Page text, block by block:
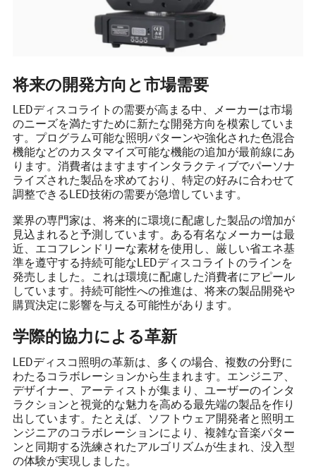
将来の開発方向と市場需要
LEDディスコライトの需要が高まる中、メーカーは市場
のニーズを満たすために新たな開発方向を模索していま
す。プログラム可能な照明パターンや強化された色混合
機能などのカスタマイズ可能な機能の追加が最前線にあ
ります。消費者はますますインタラクティブでパーソナ
ライズされた製品を求めており、特定の好みに合わせて
調整できるLED技術の需要が急増しています。
業界の専門家は、将来的に環境に配慮した製品の増加が
見込まれると予測しています。ある有名なメーカーは最
近、エコフレンドリーな素材を使用し、厳しい省エネ基
準を遵守する持続可能なLEDディスコライトのラインを
発売しました。これは環境に配慮した消費者にアピール
しています。持続可能性への推進は、将来の製品開発や
購買決定に影響を与える可能性があります。
学際的協力による革新
LEDディスコ照明の革新は、多くの場合、複数の分野に
わたるコラボレーションから生まれます。エンジニア、
デザイナー、アーティストが集まり、ユーザーのインタ
ラクションと視覚的な魅力を高める最先端の製品を作り
出しています。たとえば、ソフトウェア開発者と照明エ
ンジニアのコラボレーションにより、複雑な音楽パター
ンと同期する洗練されたアルゴリズムが生まれ、没入型
の体験が実現しました。